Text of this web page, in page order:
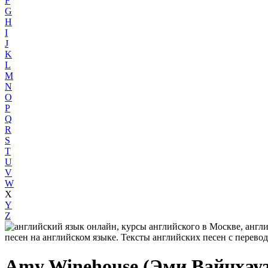
G
H
I
J
K
L
M
N
O
P
Q
R
S
T
U
V
W
X
Y
Z